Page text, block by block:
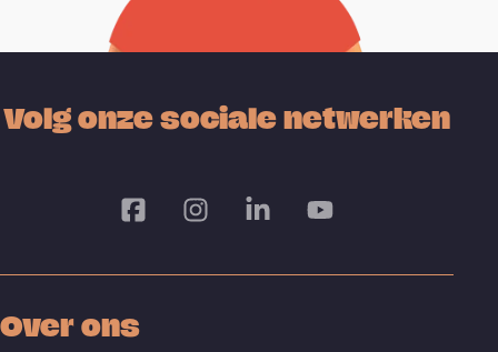
Volg onze sociale netwerken
Over ons